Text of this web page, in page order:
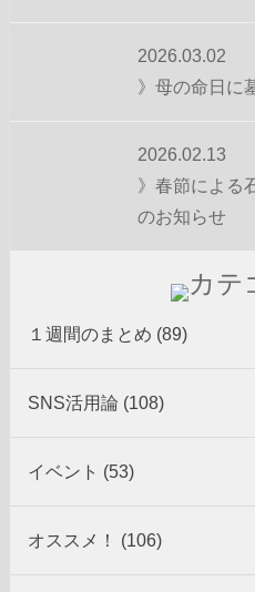
2026.03.02
》母の命日に
2026.02.13
》春節による
のお知らせ
１週間のまとめ (89)
SNS活用論 (108)
イベント (53)
オススメ！ (106)